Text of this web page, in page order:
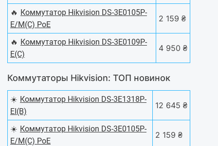
🔥 Коммутатор Hikvision DS-3E0105P-
E/M(C) PoE
2 159 ₴
🔥 Коммутатор Hikvision DS-3E0109P-
E(C)
4 950 ₴
Коммутаторы Hikvision: ТОП новинок
☀️ Коммутатор Hikvision DS-3E1318P-
EI(B)
12 645 ₴
☀️ Коммутатор Hikvision DS-3E0105P-
E/M(C) PoE
2 159 ₴